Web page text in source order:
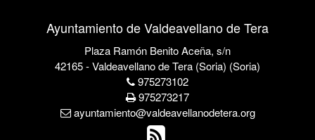
Ayuntamiento de Valdeavellano de Tera
Plaza Ramón Benito Aceña, s/n
42165 - Valdeavellano de Tera (Soria) (Soria)
975273102
975273217
ayuntamiento@valdeavellanodetera.org